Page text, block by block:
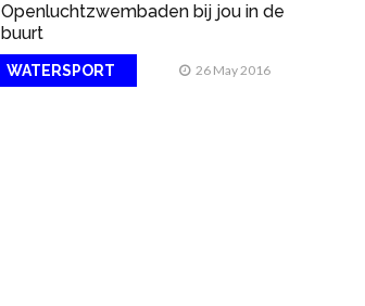
Openluchtzwembaden bij jou in de
buurt
WATERSPORT 26 May 2016